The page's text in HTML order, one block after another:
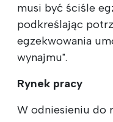
musi być ściśle
podkreślając
egzekwowania
wynajmu".
Rynek pracy
W odniesieniu do